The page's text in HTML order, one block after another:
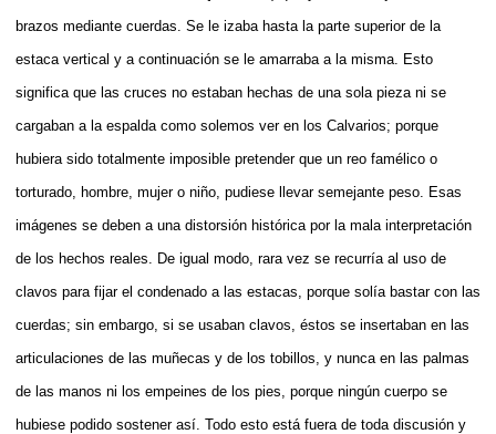
brazos mediante cuerdas. Se le izaba hasta la parte superior de la
estaca vertical y a continuación se le amarraba a la misma. Esto
significa que las cruces no estaban hechas de una sola pieza ni se
cargaban a la espalda como solemos ver en los Calvarios; porque
hubiera sido totalmente imposible pretender que un reo famélico o
torturado, hombre, mujer o niño, pudiese llevar semejante peso. Esas
imágenes se deben a una distorsión histórica por la mala interpretación
de los hechos reales. De igual modo, rara vez se recurría al uso de
clavos para fijar el condenado a las estacas, porque solía bastar con las
cuerdas; sin embargo, si se usaban clavos, éstos se insertaban en las
articulaciones de las muñecas y de los tobillos, y nunca en las palmas
de las manos ni los empeines de los pies, porque ningún cuerpo se
hubiese podido sostener así. Todo esto está fuera de toda discusión y